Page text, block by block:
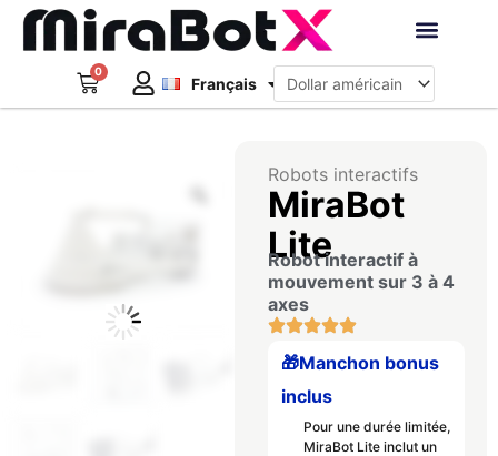
Aller
0
Panier Français
Deutsch
日本語
Robots interactifs
MiraBot
Lite
Robot interactif à
mouvement sur 3 à 4
axes
🎁Manchon bonus
inclus
Pour une durée limitée,
MiraBot Lite inclut un